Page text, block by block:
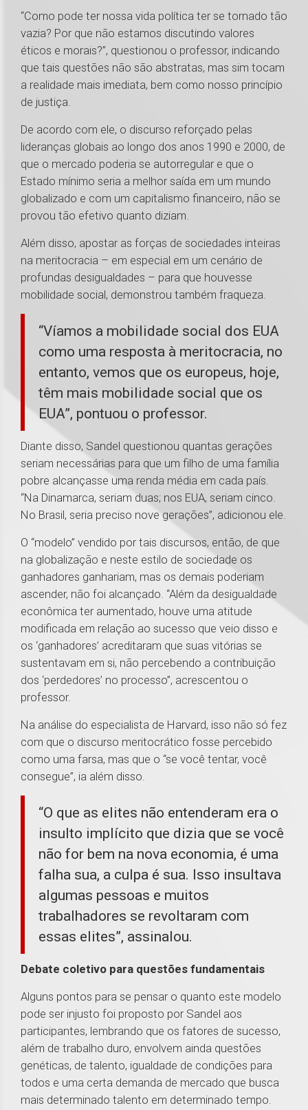
“Como pode ter nossa vida política ter se tornado tão
vazia? Por que não estamos discutindo valores
éticos e morais?”, questionou o professor, indicando
que tais questões não são abstratas, mas sim tocam
a realidade mais imediata, bem como nosso princípio
de justiça.
De acordo com ele, o discurso reforçado pelas
lideranças globais ao longo dos anos 1990 e 2000, de
que o mercado poderia se autorregular e que o
Estado mínimo seria a melhor saída em um mundo
globalizado e com um capitalismo financeiro, não se
provou tão efetivo quanto diziam.
Além disso, apostar as forças de sociedades inteiras
na meritocracia – em especial em um cenário de
profundas desigualdades – para que houvesse
mobilidade social, demonstrou também fraqueza.
“Víamos a mobilidade social dos EUA
como uma resposta à meritocracia, no
entanto, vemos que os europeus, hoje,
têm mais mobilidade social que os
EUA”, pontuou o professor.
Diante disso, Sandel questionou quantas gerações
seriam necessárias para que um filho de uma família
pobre alcançasse uma renda média em cada país.
“Na Dinamarca, seriam duas; nos EUA, seriam cinco.
No Brasil, seria preciso nove gerações”, adicionou ele.
O “modelo” vendido por tais discursos, então, de que
na globalização e neste estilo de sociedade os
ganhadores ganhariam, mas os demais poderiam
ascender, não foi alcançado. “Além da desigualdade
econômica ter aumentado, houve uma atitude
modificada em relação ao sucesso que veio disso e
os ‘ganhadores’ acreditaram que suas vitórias se
sustentavam em si, não percebendo a contribuição
dos ‘perdedores’ no processo”, acrescentou o
professor.
Na análise do especialista de Harvard, isso não só fez
com que o discurso meritocrático fosse percebido
como uma farsa, mas que o “se você tentar, você
consegue”, ia além disso.
“O que as elites não entenderam era o
insulto implícito que dizia que se você
não for bem na nova economia, é uma
falha sua, a culpa é sua. Isso insultava
algumas pessoas e muitos
trabalhadores se revoltaram com
essas elites”, assinalou.
Debate coletivo para questões fundamentais
Alguns pontos para se pensar o quanto este modelo
pode ser injusto foi proposto por Sandel aos
participantes, lembrando que os fatores de sucesso,
além de trabalho duro, envolvem ainda questões
genéticas, de talento, igualdade de condições para
todos e uma certa demanda de mercado que busca
mais determinado talento em determinado tempo.